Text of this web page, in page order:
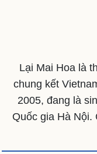
Lại Mai Hoa là
chung kết
2005, đang là
Quốc gia Hà Nội.